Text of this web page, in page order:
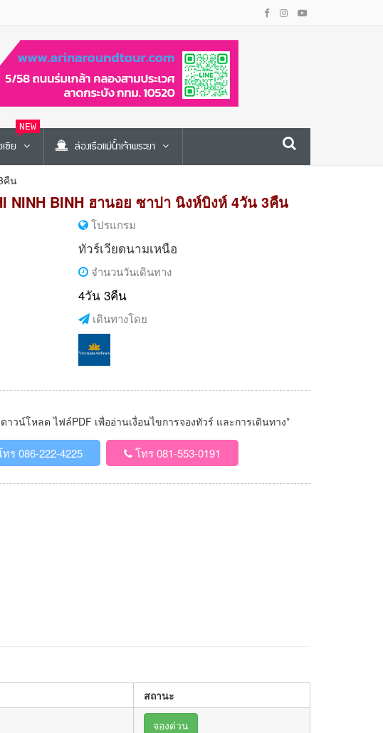
ซีย
NEW
ล่องเรือแม่น้ำเจ้าพระยา
คืน
NINH BINH ฮานอย ซาปา นิงห์บิงห์ 4วัน 3คืน
โปรแกรม
ทัวร์เวียดนามเหนือ
จำนวนวันเดินทาง
4วัน 3คืน
เดินทางโดย
าวน์โหลด ไฟล์PDF เพื่ออ่านเงื่อนไขการจองทัวร์ และการเดินทาง*
ร 086-222-4225 โทร 081-553-0191
สถานะ
จองด่วน